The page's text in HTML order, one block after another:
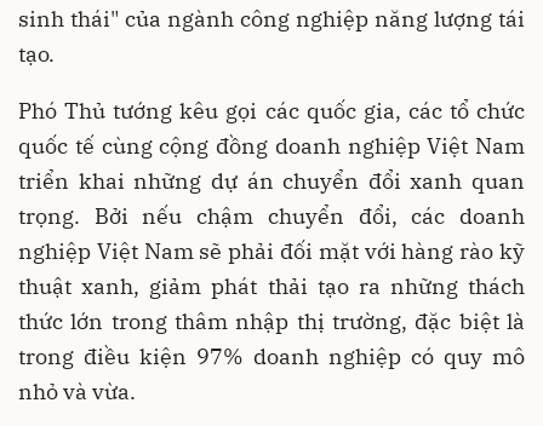
sinh thái" của ngành công nghiệp năng lượng tái
tạo.
Phó Thủ tướng kêu gọi các quốc gia, các tổ chức
quốc tế cùng cộng đồng doanh nghiệp Việt Nam
triển khai những dự án chuyển đổi xanh quan
trọng. Bởi nếu chậm chuyển đổi, các doanh
nghiệp Việt Nam sẽ phải đối mặt với hàng rào kỹ
thuật xanh, giảm phát thải tạo ra những thách
thức lớn trong thâm nhập thị trường, đặc biệt là
trong điều kiện 97% doanh nghiệp có quy mô
nhỏ và vừa.